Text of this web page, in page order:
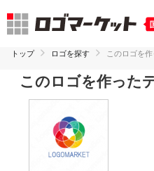
トップ ロゴを探す このロゴを
このロゴを作った